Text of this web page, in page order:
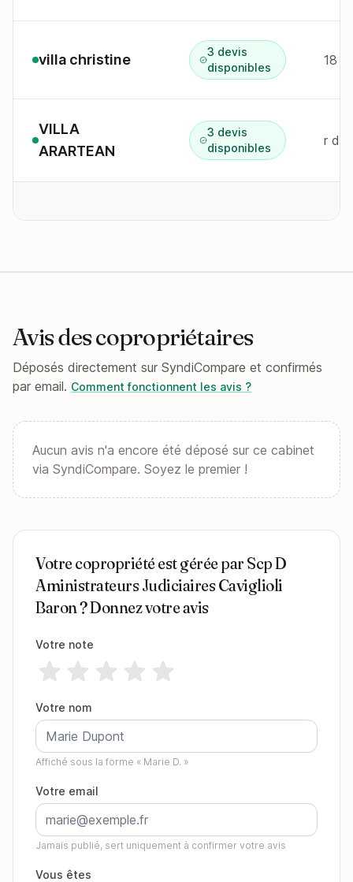
villa christine
3 devis
disponibles
18 r
VILLA
ARARTEAN
3 devis
disponibles
r du
Avis des copropriétaires
Déposés directement sur SyndiCompare et confirmés
par email. Comment fonctionnent les avis ?
Aucun avis n'a encore été déposé sur ce cabinet
via SyndiCompare. Soyez le premier !
Votre copropriété est gérée par Scp D
Aministrateurs Judiciaires Caviglioli
Baron ? Donnez votre avis
Votre note
Votre nom
Affiché sous la forme « Marie D. »
Votre email
Jamais publié, sert uniquement à confirmer votre avis
Vous êtes